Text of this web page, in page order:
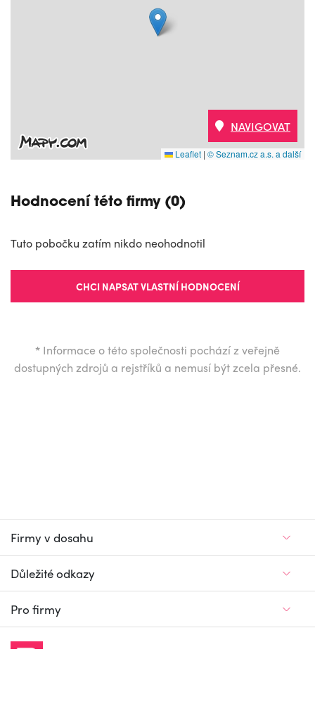
Leaflet | © Seznam.cz a.s. a další
NAVIGOVAT
Hodnocení této firmy (0)
Tuto pobočku zatím nikdo neohodnotil
CHCI NAPSAT VLASTNÍ HODNOCENÍ
* Informace o této společnosti pochází z veřejně
dostupných zdrojů a rejstříků a nemusí být zcela přesné.
Firmy v dosahu
Důležité odkazy
Pro firmy